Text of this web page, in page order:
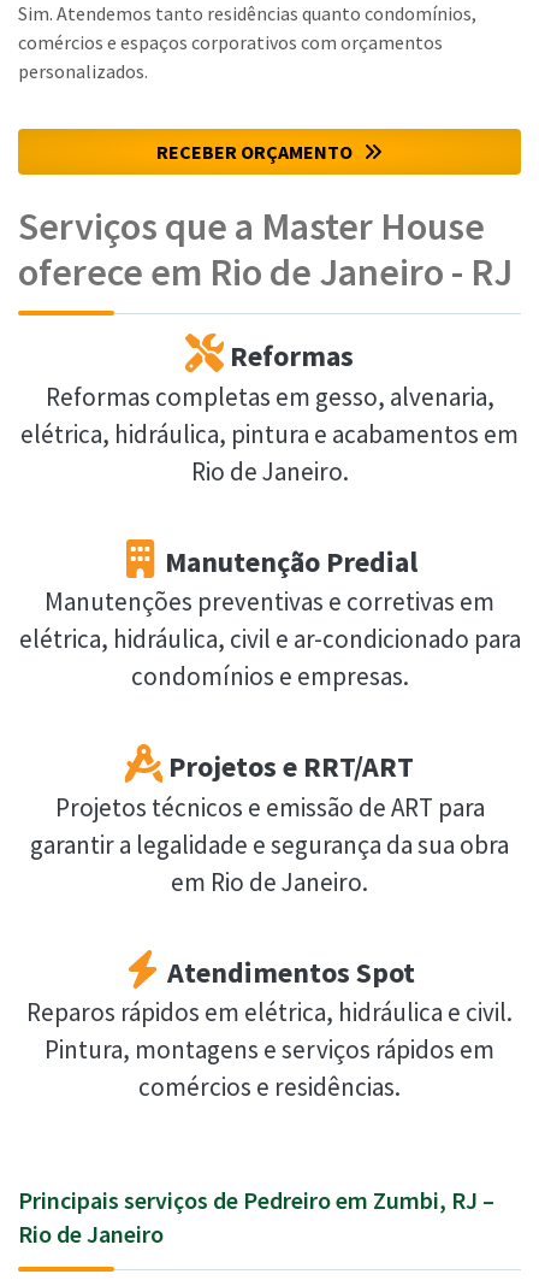
Sim. Atendemos tanto residências quanto condomínios,
comércios e espaços corporativos com orçamentos
personalizados.
RECEBER ORÇAMENTO
Serviços que a Master House
oferece em Rio de Janeiro - RJ
Reformas
Reformas completas em gesso, alvenaria,
elétrica, hidráulica, pintura e acabamentos em
Rio de Janeiro.
Manutenção Predial
Manutenções preventivas e corretivas em
elétrica, hidráulica, civil e ar-condicionado para
condomínios e empresas.
Projetos e RRT/ART
Projetos técnicos e emissão de ART para
garantir a legalidade e segurança da sua obra
em Rio de Janeiro.
Atendimentos Spot
Reparos rápidos em elétrica, hidráulica e civil.
Pintura, montagens e serviços rápidos em
comércios e residências.
Principais serviços de Pedreiro em Zumbi, RJ –
Rio de Janeiro